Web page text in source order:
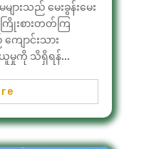
ားသည် မေးခွန်းမေး
ကြိုးစားတတ်ကြ
ျောင်းသား
ယူမှုကို သိရှိရန်...